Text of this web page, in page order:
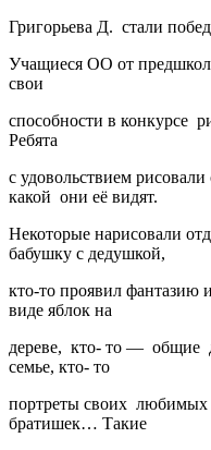
Григорьева Д. стали
Учащиеся ОО от
свои
способности в конкурсе
Ребята
с удовольствием
какой они её видят.
Некоторые нарисовали
бабушку с дедушкой,
кто-то проявил фантазию
виде яблок на
дереве, кто- то — общие
семье, кто- то
портреты своих любимых
братишек… Такие